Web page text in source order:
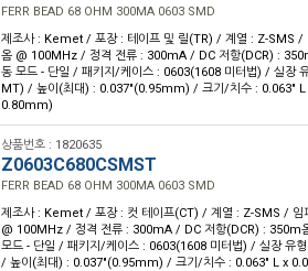
FERR BEAD 68 OHM 300MA 0603 SMD
제조사 : Kemet / 포장 : 테이프 및 릴(TR) / 계열 : Z-SMS /
옴 @ 100MHz / 정격 전류 : 300mA / DC 저항(DCR) :
동 모드 - 단일 / 패키지/케이스 : 0603(1608 미터법) / 실장
MT) / 높이(최대) : 0.037"(0.95mm) / 크기/치수 : 0.063"
0.80mm)
상품번호 : 1820635
Z0603C680CSMST
FERR BEAD 68 OHM 300MA 0603 SMD
제조사 : Kemet / 포장 : 컷 테이프(CT) / 계열 : Z-SMS / 임
@ 100MHz / 정격 전류 : 300mA / DC 저항(DCR) : 350m
모드 - 단일 / 패키지/케이스 : 0603(1608 미터법) / 실장 유
/ 높이(최대) : 0.037"(0.95mm) / 크기/치수 : 0.063" L x